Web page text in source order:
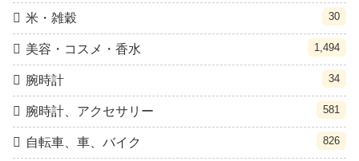
米・雑穀 30
美容・コスメ・香水 1,494
腕時計 34
腕時計、アクセサリー 581
自転車、車、バイク 826